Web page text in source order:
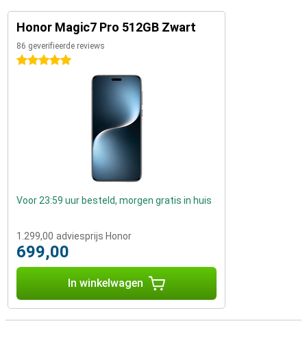
Honor Magic7 Pro 512GB Zwart
86 geverifieerde reviews
5 sterren
Voor 23:59 uur besteld, morgen gratis in huis
1.299,00 adviesprijs Honor
699,00
In winkelwagen